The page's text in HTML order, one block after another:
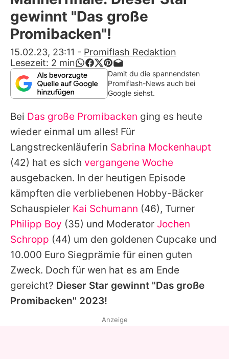
Alle Themen auf Promiflash
Jobs
App runterladen
Team
Redaktionelle Richtlinien
Impressum
Datenschutzerklärung
Nutzungsbedingungen
Utiq verwalten
gewinnt "Das große
Promibacken"!
15.02.23, 23:11 - Promiflash Redaktion
Lesezeit: 2 min
Damit du die spannendsten
Promiflash-News auch bei
Google siehst.
Bei Das große Promibacken ging es heute
wieder einmal um alles! Für
Langstreckenläuferin Sabrina Mockenhaupt
(42) hat es sich vergangene Woche
ausgebacken. In der heutigen Episode
kämpften die verbliebenen Hobby-Bäcker
Schauspieler Kai Schumann (46), Turner
Philipp Boy (35) und Moderator Jochen
Schropp (44) um den goldenen Cupcake und
10.000 Euro Siegprämie für einen guten
Zweck. Doch für wen hat es am Ende
gereicht? Dieser Star gewinnt "Das große
Promibacken" 2023!
Anzeige